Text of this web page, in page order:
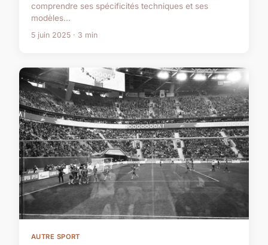
comprendre ses spécificités techniques et ses
modèles...
5 juin 2025 · 3 min
AUTRE SPORT